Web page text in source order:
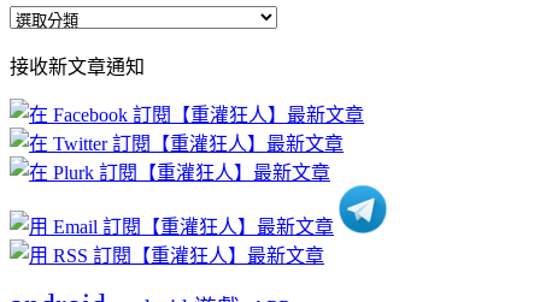
全
文
章
分
類
接收新文章通知